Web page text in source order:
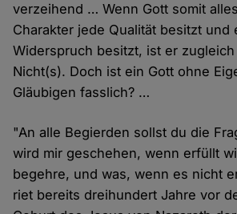
verzeihend … Wenn Gott somit
Charakter jede Qualität besitzt und
Widerspruch besitzt, ist er
Nicht(s). Doch ist ein Gott ohne
Gläubigen fasslich? …
"An alle Begierden sollst du die
wird mir geschehen, wenn erfüllt
begehre, und was, wenn es nicht
riet bereits dreihundert Jahre vor